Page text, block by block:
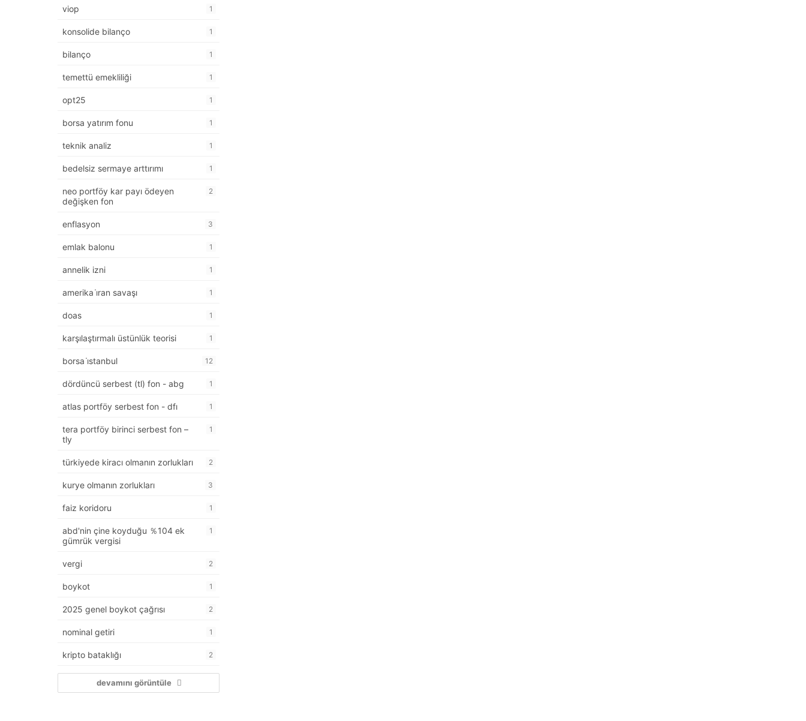
viop 1
konsolide bilanço 1
bilanço 1
temettü emekliliği 1
opt25 1
borsa yatırım fonu 1
teknik analiz 1
bedelsiz sermaye arttırımı 1
neo portföy kar payı ödeyen
değişken fon
2
enflasyon 3
emlak balonu 1
annelik izni 1
amerika i̇ran savaşı 1
doas 1
karşılaştırmalı üstünlük teorisi 1
borsa i̇stanbul 12
dördüncü serbest (tl) fon - abg 1
atlas portföy serbest fon - dfı 1
tera portföy birinci serbest fon –
tly
1
türkiyede kiracı olmanın zorlukları 2
kurye olmanın zorlukları 3
faiz koridoru 1
abd'nin çine koyduğu ％104 ek
gümrük vergisi
1
vergi 2
boykot 1
2025 genel boykot çağrısı 2
nominal getiri 1
kripto bataklığı 2
devamını görüntüle